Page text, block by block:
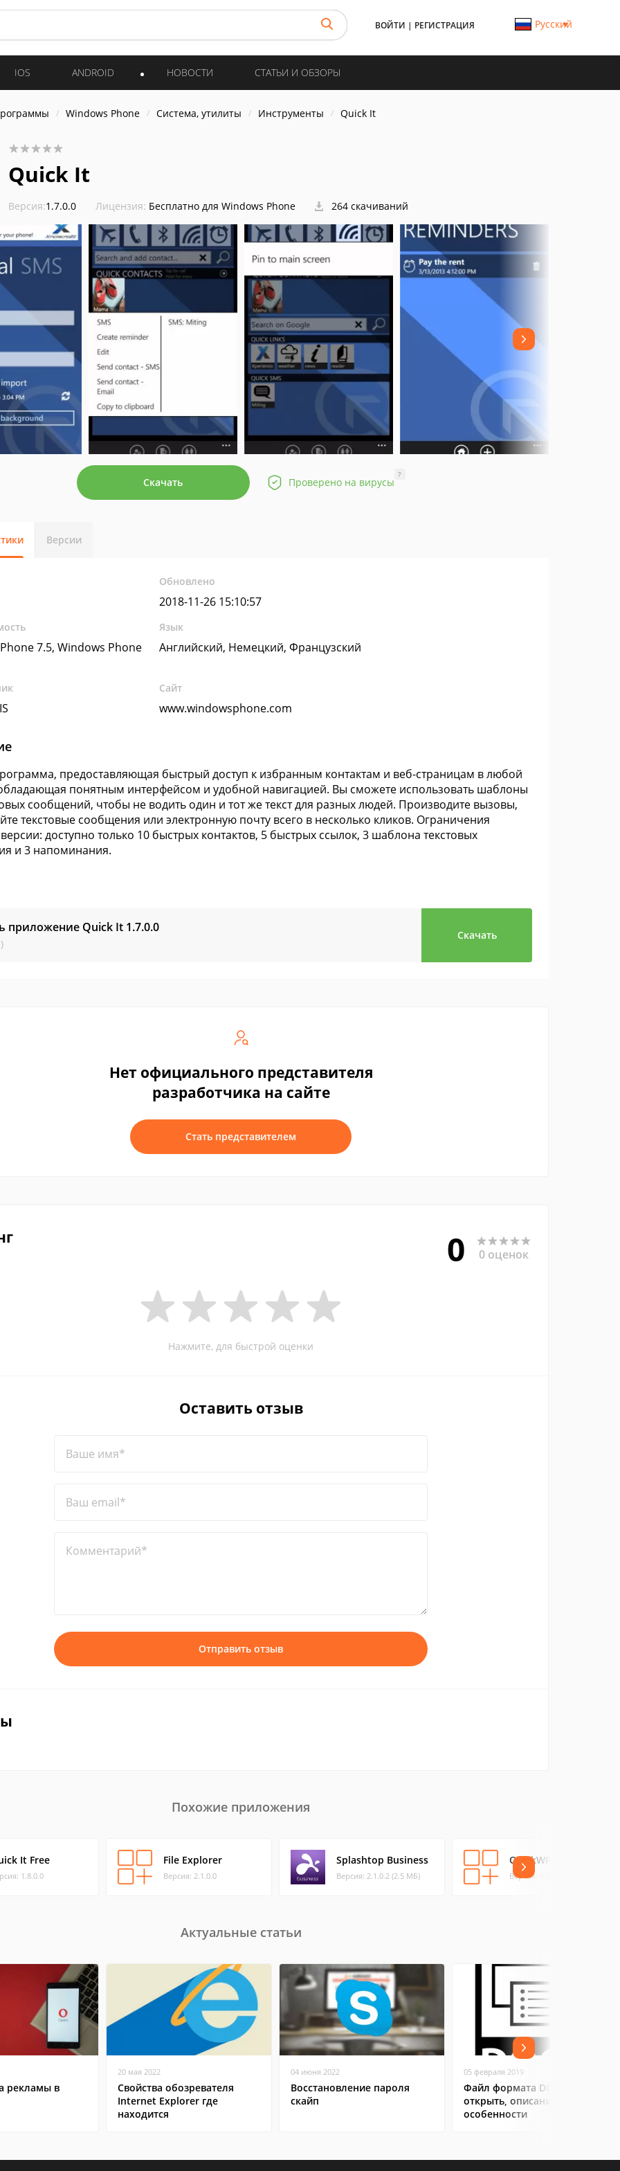
ВОЙТИ | РЕГИСТРАЦИЯ Русский
IOS ANDROID НОВОСТИ СТАТЬИ И ОБЗОРЫ
Windows Phone Система, утилиты Инструменты Quick It
Quick It
Версия:1.7.0.0 Лицензия: Бесплатно для Windows Phone 264 скачиваний
Скачать Проверено на вирусы
?
Версии
Обновлено
2018-11-26 15:10:57
7.5, Windows Phone
Язык
Английский, Немецкий, Французский
Сайт
www.windowsphone.com
предоставляющая быстрый доступ к избранным контактам и веб-страницам в любой
понятным интерфейсом и удобной навигацией. Вы сможете использовать шаблоны
сообщений, чтобы не водить один и тот же текст для разных людей. Производите вызовы,
текстовые сообщения или электронную почту всего в несколько кликов. Ограничения
доступно только 10 быстрых контактов, 5 быстрых ссылок, 3 шаблона текстовых
и 3 напоминания.
приложение Quick It 1.7.0.0
Скачать
Нет официального представителя
разработчика на сайте
Стать представителем
0 0 оценок
Нажмите, для быстрой оценки
Оставить отзыв
Ваше имя*
Ваш email*
Комментарий*
Отправить отзыв
Похожие приложения
It Free
1.8.0.0
File Explorer
Версия: 2.1.0.0
Splashtop Business
Версия: 2.1.0.2 (2.5 МБ)
QuickWP
Версия: 1.5.0.0
Актуальные статьи
рекламы в
20 мая 2022
Свойства обозревателя
Internet Explorer где
находится
04 июня 2022
Восстановление пароля
скайп
05 февраля 2019
Файл формата DOCX: чем
открыть, описание,
особенности